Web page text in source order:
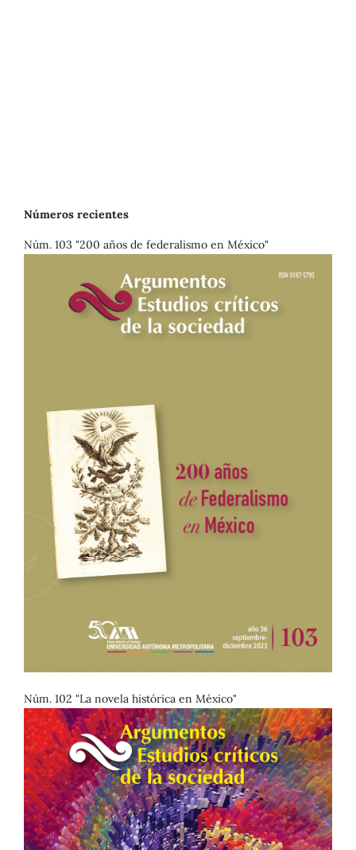
Números recientes
Núm. 103 "200 años de federalismo en México"
Núm. 102 "La novela histórica en México"